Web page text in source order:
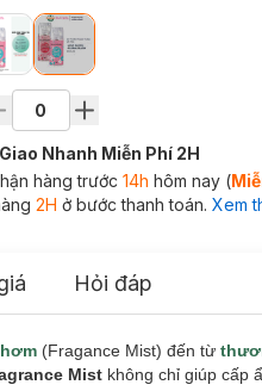
Nhanh Miễn Phí 2H
hàng trước 14h hôm nay (
2H ở bước thanh toán. Xem
Hỏi đáp
(Fragance Mist) đến từ
Mist không chỉ giúp cấp